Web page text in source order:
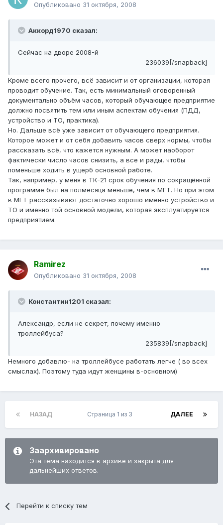
Опубликовано 31 октября, 2008
Аккорд1970 сказал:
Сейчас на дворе 2008-й
236039[/snapback]
Кроме всего прочего, всё зависит и от организации, которая
проводит обучение. Так, есть минимальный оговоренный
документально объём часов, который обучающее предприятие
должно посвятить тем или иным аспектам обучения (ПДД,
устройство и ТО, практика).
Но. Дальше всё уже зависит от обучающего предприятия.
Которое может и от себя добавить часов сверх нормы, чтобы
рассказать всё, что кажется нужным. А может наоборот
фактически число часов снизить, а все и рады, чтобы
поменьше ходить в ущерб основной работе.
Так, например, у меня в ТК-21 срок обучения по сокращённой
программе был на полмесяца меньше, чем в МГТ. Но при этом
в МГТ рассказывают достаточно хорошо именно устройство и
ТО и именно той основной модели, которая эксплуатируется
предприятием.
Ramirez
Опубликовано 31 октября, 2008
Константин1201 сказал:
Александр, если не секрет, почему именно
троллейбуса?
235839[/snapback]
Немного добавлю- на троллейбусе работать легче ( во всех
смыслах). Поэтому туда идут женщины в-основном)
НАЗАД ДАЛЕЕ
Страница 1 из 3
Заархивировано
Эта тема находится в архиве и закрыта для
дальнейших ответов.
Перейти к списку тем